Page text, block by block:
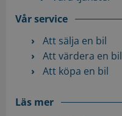
Vår service
Att sälja en bil
Att värdera en bil
Att köpa en bil
Läs mer